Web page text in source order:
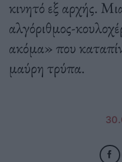
κινητό εξ αρχής.
αλγόριθμος-
ακόμα» που
μαύρη τρύπα.